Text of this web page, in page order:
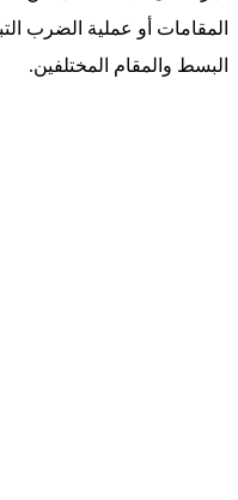
المقامات أو عملية الضرب
البسط والمقام المختلفين.